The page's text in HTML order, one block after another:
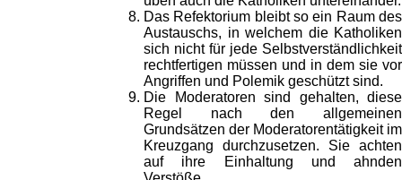
Das Refektorium bleibt so ein Raum des
Austauschs, in welchem die Katholiken
sich nicht für jede Selbstverständlichkeit
rechtfertigen müssen und in dem sie vor
Angriffen und Polemik geschützt sind.
Die Moderatoren sind gehalten, diese
Regel nach den allgemeinen
Grundsätzen der Moderatorentätigkeit im
Kreuzgang durchzusetzen. Sie achten
auf ihre Einhaltung und ahnden